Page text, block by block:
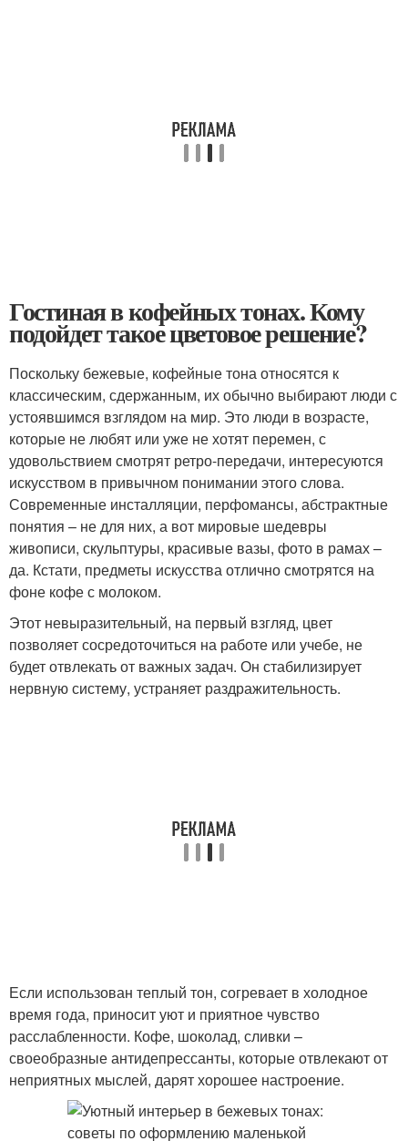
Гостиная в кофейных тонах. Кому
подойдет такое цветовое решение?
Поскольку бежевые, кофейные тона относятся к
классическим, сдержанным, их обычно выбирают люди с
устоявшимся взглядом на мир. Это люди в возрасте,
которые не любят или уже не хотят перемен, с
удовольствием смотрят ретро-передачи, интересуются
искусством в привычном понимании этого слова.
Современные инсталляции, перфомансы, абстрактные
понятия – не для них, а вот мировые шедевры
живописи, скульптуры, красивые вазы, фото в рамах –
да. Кстати, предметы искусства отлично смотрятся на
фоне кофе с молоком.
Этот невыразительный, на первый взгляд, цвет
позволяет сосредоточиться на работе или учебе, не
будет отвлекать от важных задач. Он стабилизирует
нервную систему, устраняет раздражительность.
Если использован теплый тон, согревает в холодное
время года, приносит уют и приятное чувство
расслабленности. Кофе, шоколад, сливки –
своеобразные антидепрессанты, которые отвлекают от
неприятных мыслей, дарят хорошее настроение.